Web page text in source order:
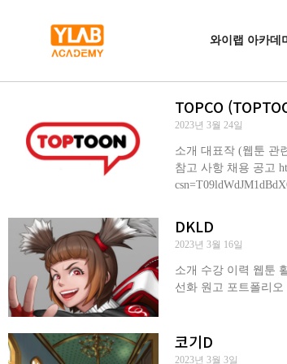
와이랩 아카데미
TOPCO
2023년 3월 24일
소개 대표작 (웹툰 관
참고 사항 채용 공고
DKLD
2023년 3월 16일
소개 수강 이력 웹툰
선화 원고 포트폴리
코기D
2023년 3월 3일